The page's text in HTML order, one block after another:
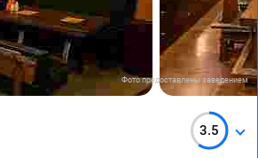
Фото предоставлены заведением
3.5